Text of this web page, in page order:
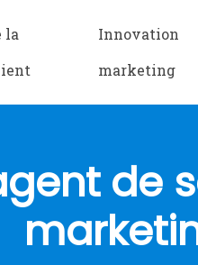
la
Innovation
marketing
de